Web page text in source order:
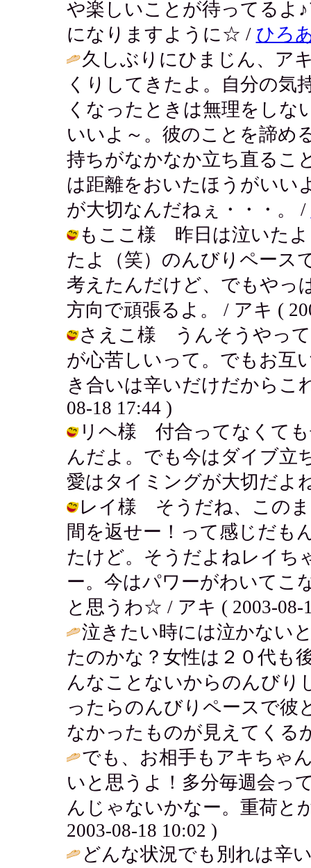
や楽しいことが待ってるよ
になりますように☆ / ひろ
久しぶりにひまじん、ア
くりしてきたよ。自分の気
くなったときは無理をしな
いいよ～。彼のことを諦め
持ちがなかなか立ち直るこ
は距離をおいたほうがいい
が大切なんだねぇ・・・。 /
もここ様 昨日は泣いたよ
たよ（笑）のんびりペース
考えたんだけど、でもやっ
方向で頑張るよ。 / アキ (
さえこ様 うんそうやって
が心苦しいって。でもお互
き合いは辛いだけだからこ
08-18 17:44 )
リヘ様 付合ってなくても
んだよ。でも今はダイブ
愛はタイミングが大切だよ
レイ様 そうだね、このま
間を返せー！って感じだも
たけど。そうだよねレイち
ー。今はパワーがわいてこ
と思うわ☆ / アキ ( 2003-08-
泣きたい時には泣かない
たのかな？女性は２０代も
んなことないからのんびり
ったらのんびりペースで彼
なかったものが見えてくる
でも、お相手もアキちゃ
いと思うよ！多分毎週会っ
んじゃないかなー。重荷と
2003-08-18 10:02 )
どんな状況でも別れは辛